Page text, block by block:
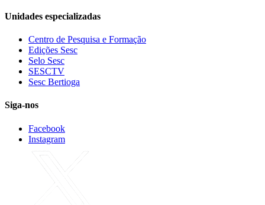
Unidades especializadas
Centro de Pesquisa e Formação
Edições Sesc
Selo Sesc
SESCTV
Sesc Bertioga
Siga-nos
Facebook
Instagram